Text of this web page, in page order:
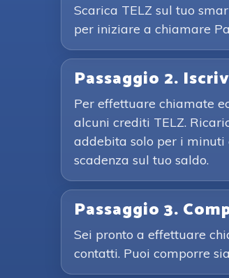
Scarica TELZ sul tuo
per iniziare a chiamare
Passaggio 2.
Per effettuare chiamate
alcuni crediti TELZ.
addebita solo per i
scadenza sul tuo saldo.
Passaggio 3.
Sei pronto a effettuare
contatti. Puoi comporre